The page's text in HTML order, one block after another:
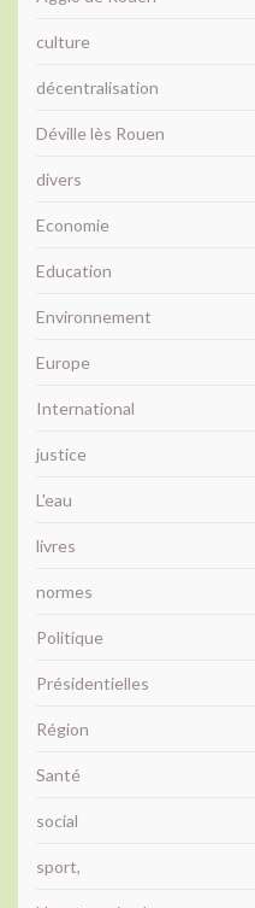
culture
décentralisation
Déville lès Rouen
divers
Economie
Education
Environnement
Europe
International
justice
L'eau
livres
normes
Politique
Présidentielles
Région
Santé
social
sport,